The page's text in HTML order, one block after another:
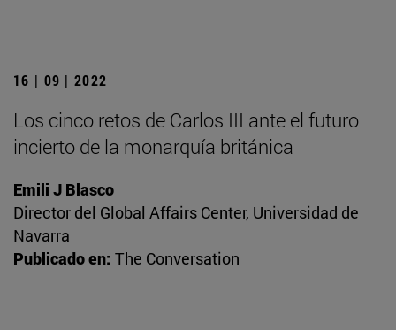
16 | 09 | 2022
Los cinco retos de Carlos III ante el futuro
incierto de la monarquía británica
Emili J Blasco
Director del Global Affairs Center, Universidad de
Navarra
Publicado en: The Conversation